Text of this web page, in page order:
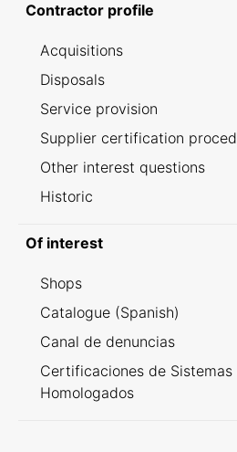
Contractor profile
Acquisitions
Disposals
Service provision
Supplier certification
Other interest questions
Historic
Of interest
Shops
Catalogue (Spanish)
Canal de denuncias
Certificaciones de Sistemas
Homologados